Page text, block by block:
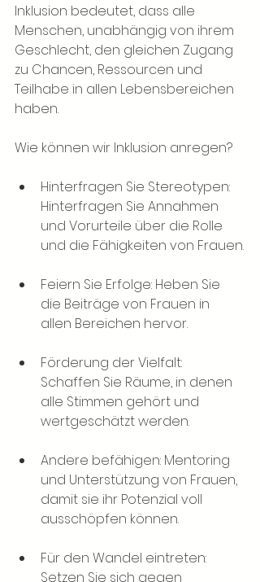
Inklusion bedeutet, dass alle
Menschen, unabhängig von ihrem
Geschlecht, den gleichen Zugang
zu Chancen, Ressourcen und
Teilhabe in allen Lebensbereichen
haben.
Wie können wir Inklusion anregen?
Hinterfragen Sie Stereotypen:
Hinterfragen Sie Annahmen
und Vorurteile über die Rolle
und die Fähigkeiten von Frauen.
Feiern Sie Erfolge: Heben Sie
die Beiträge von Frauen in
allen Bereichen hervor.
Förderung der Vielfalt:
Schaffen Sie Räume, in denen
alle Stimmen gehört und
wertgeschätzt werden.
Andere befähigen: Mentoring
und Unterstützung von Frauen,
damit sie ihr Potenzial voll
ausschöpfen können.
Für den Wandel eintreten:
Setzen Sie sich gegen